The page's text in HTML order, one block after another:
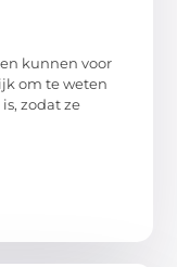
kunnen voor
om te weten
zodat ze